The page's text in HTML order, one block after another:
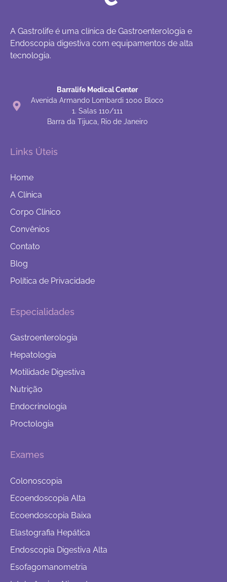
A Gastrolife é uma clínica de Gastroenterologia e
Endoscopia digestiva com equipamentos de alta
tecnologia.
Barralife Medical Center
Avenida Armando Lombardi 1000 Bloco
1. Salas 110/111
Barra da Tijuca, Rio de Janeiro
Links Úteis
Home
A Clínica
Corpo Clínico
Convênios
Contato
Blog
Política de Privacidade
Especialidades
Gastroenterologia
Hepatologia
Motilidade Digestiva
Nutrição
Endocrinologia
Proctologia
Exames
Colonoscopia
Ecoendoscopia Alta
Ecoendoscopia Baixa
Elastografia Hepática
Endoscopia Digestiva Alta
Esofagomanometria